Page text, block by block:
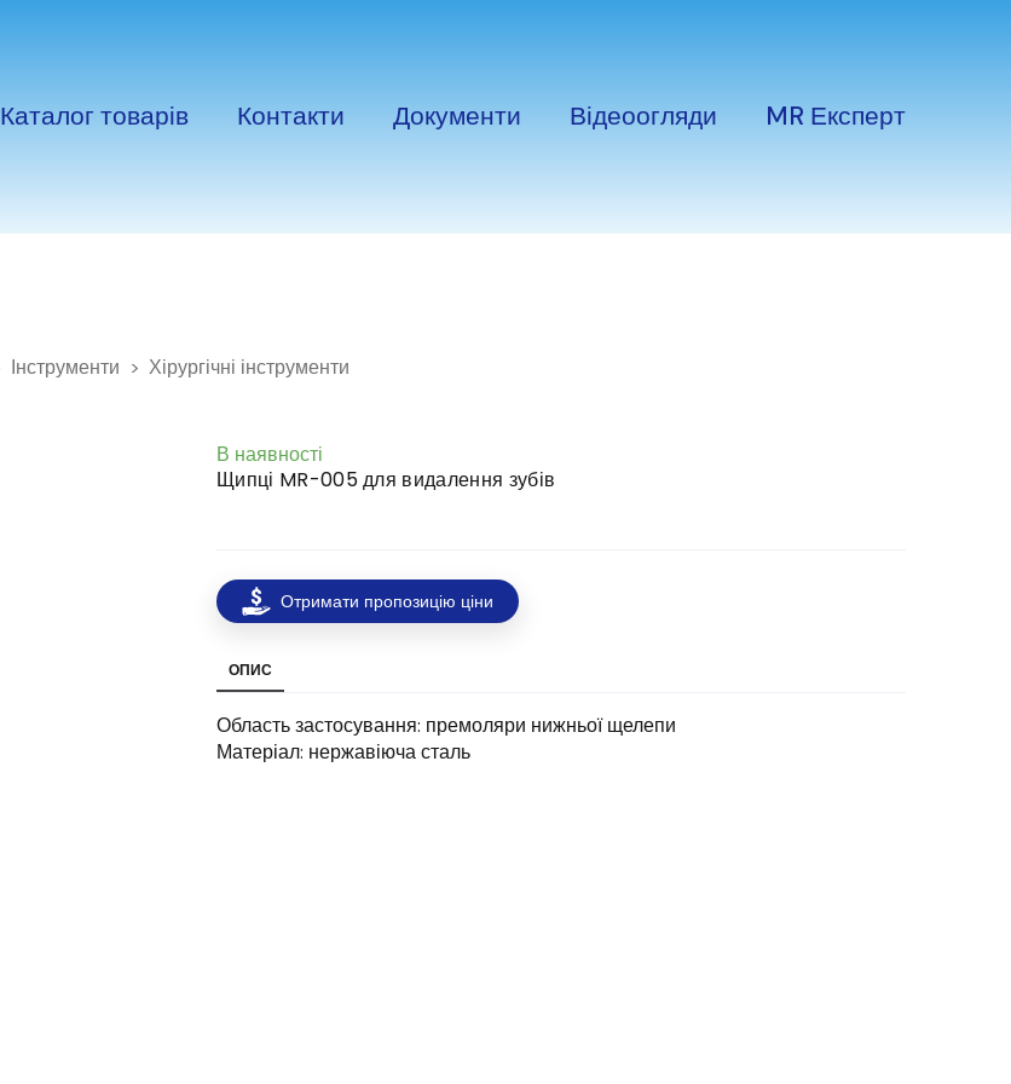
Каталог товарів Контакти Документи Відеоогляди MR Експерт
Інструменти Хірургічні інструменти
В наявності
Щипці MR-005 для видалення зубів
Отримати пропозицію ціни
ОПИС
Область застосування: премоляри нижньої щелепи
Матеріал: нержавіюча сталь